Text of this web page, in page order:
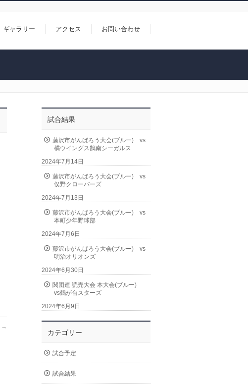
ギャラリー アクセス お問い合わせ
→
試合結果
藤沢市がんばろう大会(ブルー) vs
橘ウイングス鵠南シーガルス
2024年7月14日
藤沢市がんばろう大会(ブルー) vs
俣野クローバーズ
2024年7月13日
藤沢市がんばろう大会(ブルー) vs
本町少年野球部
2024年7月6日
藤沢市がんばろう大会(ブルー) vs
明治オリオンズ
2024年6月30日
関団連 読売大会 本大会(ブルー)
vs鶴が台スターズ
2024年6月9日
カテゴリー
試合予定
試合結果